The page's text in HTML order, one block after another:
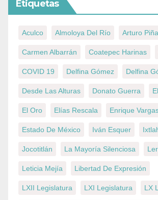
Etiquetas
Aculco Almoloya Del Río Arturo Piña
Carmen Albarrán Coatepec Harinas
COVID 19 Delfina Gómez Delfina
Desde Las Alturas Donato Guerra
El Oro Elías Rescala Enrique
Estado De México Iván Esquer
Jocotitlán La Mayoría Silenciosa
Leticia Mejía Libertad De Expresión
LXII Legislatura LXI Legislatura LX